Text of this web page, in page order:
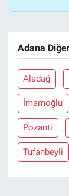
Adana
Aladağ
İmamoğlu
Pozanti
Tufanbeyli